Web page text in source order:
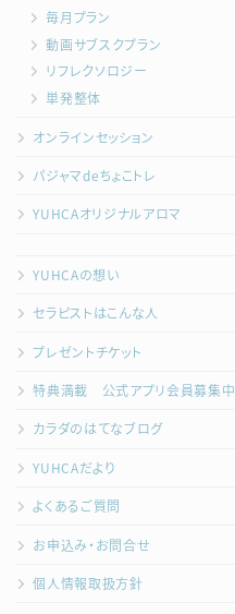
毎月プラン
動画サブスクプラン
リフレクソロジー
単発整体
オンラインセッション
パジャマdeちょこトレ
YUHCAオリジナルアロマ
YUHCAの想い
セラピストはこんな人
プレゼントチケット
特典満載 公式アプリ会員募集中
カラダのはてなブログ
YUHCAだより
よくあるご質問
お申込み・お問合せ
個人情報取扱方針